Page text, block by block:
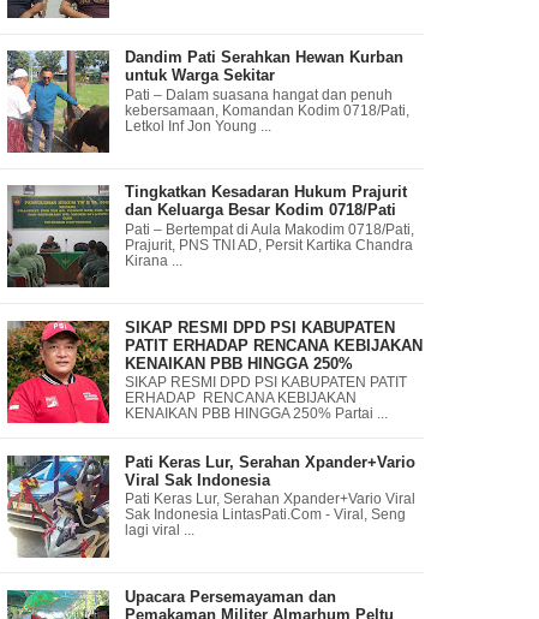
Dandim Pati Serahkan Hewan Kurban
untuk Warga Sekitar
Pati – Dalam suasana hangat dan penuh
kebersamaan, Komandan Kodim 0718/Pati,
Letkol Inf Jon Young ...
Tingkatkan Kesadaran Hukum Prajurit
dan Keluarga Besar Kodim 0718/Pati
Pati – Bertempat di Aula Makodim 0718/Pati,
Prajurit, PNS TNI AD, Persit Kartika Chandra
Kirana ...
SIKAP RESMI DPD PSI KABUPATEN
PATIT ERHADAP RENCANA KEBIJAKAN
KENAIKAN PBB HINGGA 250%
SIKAP RESMI DPD PSI KABUPATEN PATIT
ERHADAP RENCANA KEBIJAKAN
KENAIKAN PBB HINGGA 250% Partai ...
Pati Keras Lur, Serahan Xpander+Vario
Viral Sak Indonesia
Pati Keras Lur, Serahan Xpander+Vario Viral
Sak Indonesia LintasPati.Com - Viral, Seng
lagi viral ...
Upacara Persemayaman dan
Pemakaman Militer Almarhum Peltu